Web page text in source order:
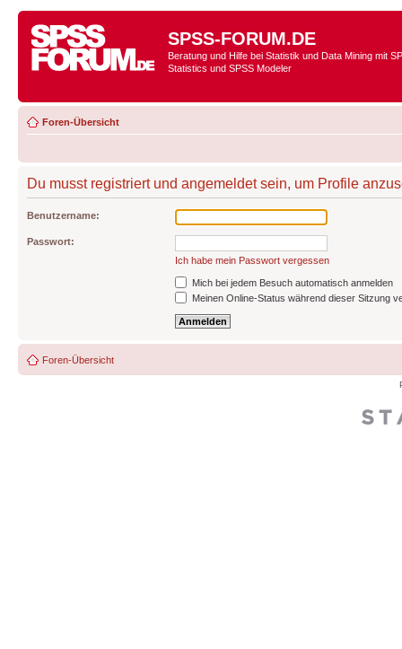
SPSS-FORUM.DE
Beratung und Hilfe bei Statistik und Data Mining mit
Statistics und SPSS Modeler
Foren-Übersicht
Du musst registriert und angemeldet sein, um Profile
Benutzername:
Passwort:
Ich habe mein Passwort vergessen
Mich bei jedem Besuch automatisch anmelden
Meinen Online-Status während dieser Sitzung
Foren-Übersicht